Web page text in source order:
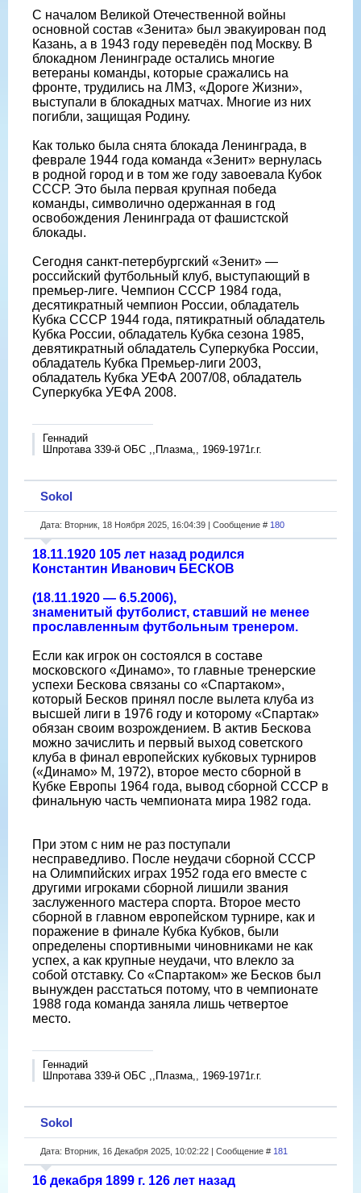
С началом Великой Отечественной войны
основной состав «Зенита» был эвакуирован под
Казань, а в 1943 году переведён под Москву. В
блокадном Ленинграде остались многие
ветераны команды, которые сражались на
фронте, трудились на ЛМЗ, «Дороге Жизни»,
выступали в блокадных матчах. Многие из них
погибли, защищая Родину.
Как только была снята блокада Ленинграда, в
феврале 1944 года команда «Зенит» вернулась
в родной город и в том же году завоевала Кубок
СССР. Это была первая крупная победа
команды, символично одержанная в год
освобождения Ленинграда от фашистской
блокады.
Сегодня санкт-петербургский «Зенит» —
российский футбольный клуб, выступающий в
премьер-лиге. Чемпион СССР 1984 года,
десятикратный чемпион России, обладатель
Кубка СССР 1944 года, пятикратный обладатель
Кубка России, обладатель Кубка сезона 1985,
девятикратный обладатель Суперкубка России,
обладатель Кубка Премьер-лиги 2003,
обладатель Кубка УЕФА 2007/08, обладатель
Суперкубка УЕФА 2008.
Геннадий
Шпротава 339-й ОБС ,,Плазма,, 1969-1971г.г.
Sokol
Дата: Вторник, 18 Ноября 2025, 16:04:39 | Сообщение # 180
18.11.1920 105 лет назад родился
Константин Иванович БЕСКОВ
(18.11.1920 — 6.5.2006),
знаменитый футболист, ставший не менее
прославленным футбольным тренером.
Если как игрок он состоялся в составе
московского «Динамо», то главные тренерские
успехи Бескова связаны со «Спартаком»,
который Бесков принял после вылета клуба из
высшей лиги в 1976 году и которому «Спартак»
обязан своим возрождением. В актив Бескова
можно зачислить и первый выход советского
клуба в финал европейских кубковых турниров
(«Динамо» М, 1972), второе место сборной в
Кубке Европы 1964 года, вывод сборной СССР в
финальную часть чемпионата мира 1982 года.
При этом с ним не раз поступали
несправедливо. После неудачи сборной СССР
на Олимпийских играх 1952 года его вместе с
другими игроками сборной лишили звания
заслуженного мастера спорта. Второе место
сборной в главном европейском турнире, как и
поражение в финале Кубка Кубков, были
определены спортивными чиновниками не как
успех, а как крупные неудачи, что влекло за
собой отставку. Со «Спартаком» же Бесков был
вынужден расстаться потому, что в чемпионате
1988 года команда заняла лишь четвертое
место.
Геннадий
Шпротава 339-й ОБС ,,Плазма,, 1969-1971г.г.
Sokol
Дата: Вторник, 16 Декабря 2025, 10:02:22 | Сообщение # 181
16 декабря 1899 г. 126 лет назад